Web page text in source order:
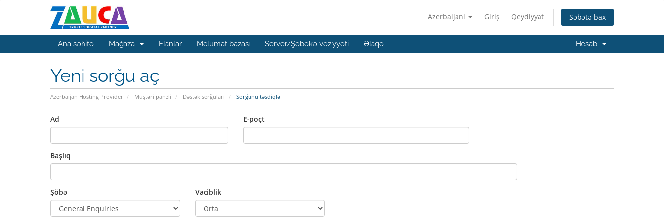
Azerbaijani Giriş Qeydiyyat Səbətə bax
Ana səhifə Mağaza Elanlar Məlumat bazası Server/Şəbəkə vəziyyəti Əlaqə Hesab
Yeni sorğu aç
Azerbaijan Hosting Provider Müştəri paneli Dəstək sorğuları Sorğunu təsdiqlə
Ad E-poçt
Başlıq
Şöbə Vaciblik